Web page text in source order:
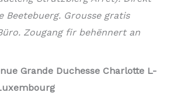
Beetebuerg. Grousse gratis
Zougang fir behënnert an
Grande Duchesse Charlotte L-